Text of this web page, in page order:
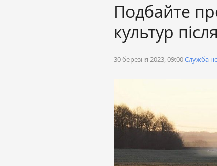
Подбайте
культур
30 березня 2023, 09:00Служба